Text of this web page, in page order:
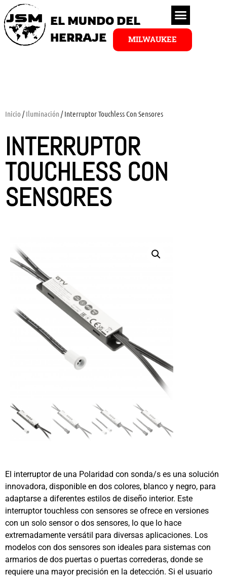
EL MUNDO DEL
HERRAJE
MILWAUKEE
Inicio /Iluminación / Interruptor Touchless Con Sensores
INTERRUPTOR
TOUCHLESS CON
SENSORES
El interruptor de una Polaridad con sonda/s es una solución
innovadora, disponible en dos colores, blanco y negro, para
adaptarse a diferentes estilos de diseño interior. Este
interruptor touchless con sensores se ofrece en versiones
con un solo sensor o dos sensores, lo que lo hace
extremadamente versátil para diversas aplicaciones. Los
modelos con dos sensores son ideales para sistemas con
armarios de dos puertas o puertas correderas, donde se
requiere una mayor precisión en la detección. Si el usuario